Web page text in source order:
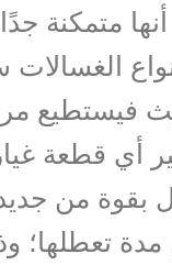
أنها متمكنة
الغسالات
فيستطيع
أي قطعة
بقوة من
تعطلها؛